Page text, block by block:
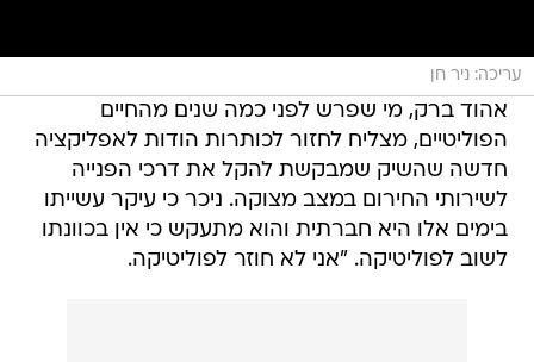
עריכה: ניר חן
אהוד ברק, מי שפרש לפני כמה שנים מהחיים
הפוליטיים, מצליח לחזור לכותרות הודות לאפליקציה
חדשה שהשיק שמבקשת להקל את דרכי הפנייה
לשירותי החירום במצב מצוקה. ניכר כי עיקר עשייתו
בימים אלו היא חברתית והוא מתעקש כי אין בכוונתו
לשוב לפוליטיקה. "אני לא חוזר לפוליטיקה.